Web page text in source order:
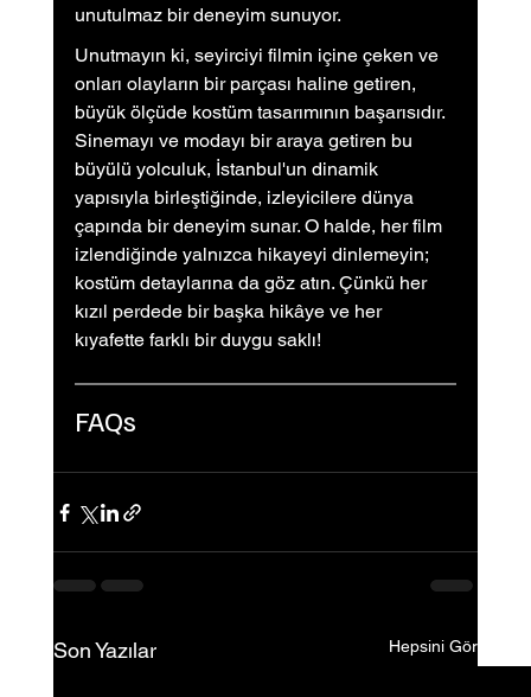
unutulmaz bir deneyim sunuyor.
Unutmayın ki, seyirciyi filmin içine çeken ve
onları olayların bir parçası haline getiren,
büyük ölçüde kostüm tasarımının başarısıdır.
Sinemayı ve modayı bir araya getiren bu
büyülü yolculuk, İstanbul'un dinamik
yapısıyla birleştiğinde, izleyicilere dünya
çapında bir deneyim sunar. O halde, her film
izlendiğinde yalnızca hikayeyi dinlemeyin;
kostüm detaylarına da göz atın. Çünkü her
kızıl perdede bir başka hikâye ve her
kıyafette farklı bir duygu saklı!
FAQs
Son Yazılar Hepsini Gör